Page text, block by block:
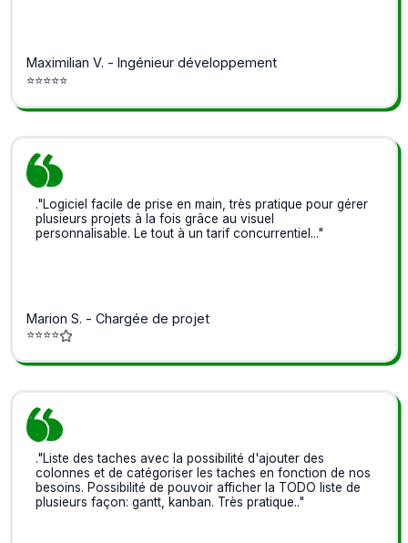
Maximilian V. - Ingénieur développement
⭐⭐⭐⭐⭐
."Logiciel facile de prise en main, très pratique pour gérer
plusieurs projets à la fois grâce au visuel
personnalisable. Le tout à un tarif concurrentiel..."
Marion S. - Chargée de projet
⭐⭐⭐⭐
."Liste des taches avec la possibilité d'ajouter des
colonnes et de catégoriser les taches en fonction de nos
besoins. Possibilité de pouvoir afficher la TODO liste de
plusieurs façon: gantt, kanban. Très pratique.."